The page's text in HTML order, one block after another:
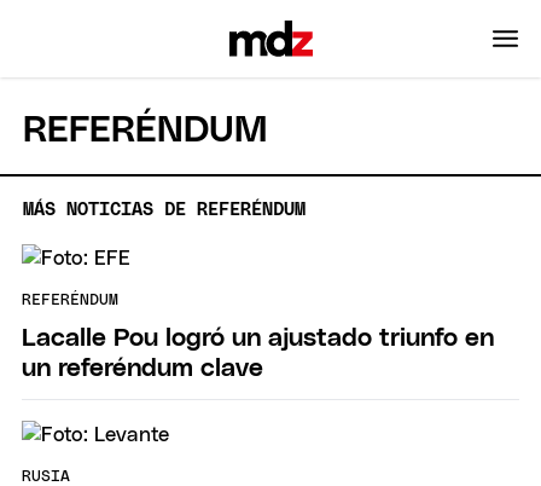
REFERÉNDUM
MÁS NOTICIAS DE REFERÉNDUM
REFERÉNDUM
Lacalle Pou logró un ajustado triunfo en
un referéndum clave
RUSIA